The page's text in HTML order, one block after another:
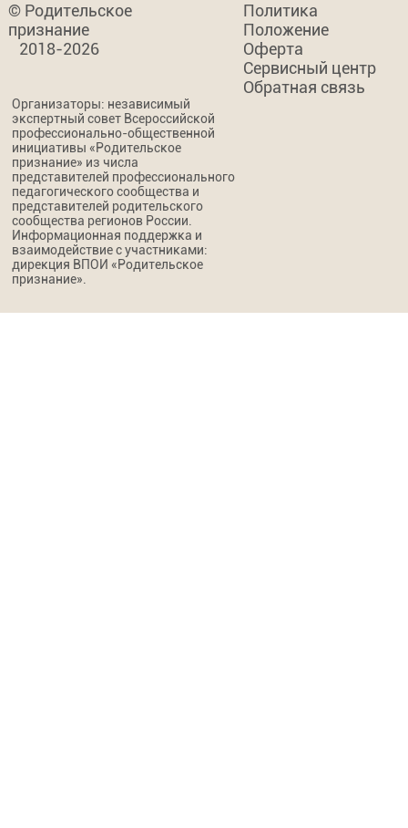
© Родительское
признание
2018-2026
Политика
Положение
Оферта
Сервисный центр
Обратная связь
Организаторы: независимый
экспертный совет Всероссийской
профессионально-общественной
инициативы «Родительское
признание» из числа
представителей профессионального
педагогического сообщества и
представителей родительского
сообщества регионов России.
Информационная поддержка и
взаимодействие с участниками:
дирекция ВПОИ «Родительское
признание».